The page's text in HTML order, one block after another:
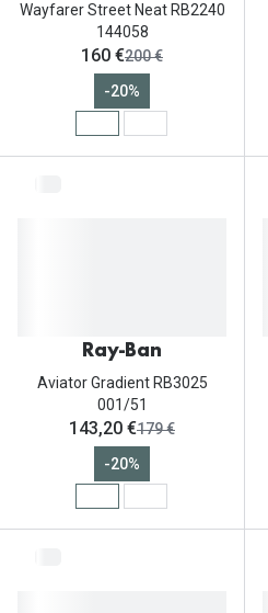
Wayfarer Street Neat RB2240
144058
ahora:
160 €antes:
200 €
-20%
Ray-Ban
Aviator Gradient RB3025
001/51
ahora:
143,20 €antes:
179 €
-20%